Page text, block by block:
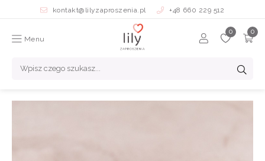
kontakt@lilyzaproszenia.pl +48 660 229 512
Menu